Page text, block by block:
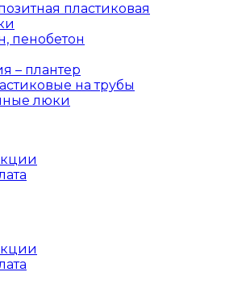
пластиковая
пенобетон
– плантер
на трубы
люки